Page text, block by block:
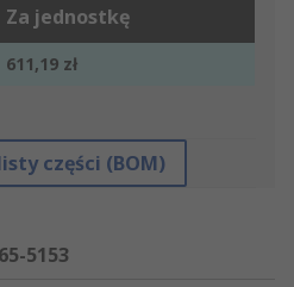
Za jednostkę
611,19 zł
części (BOM)
5153